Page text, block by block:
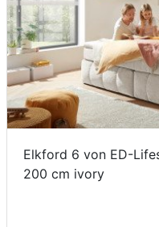
Elkford 6 von ED-
200 cm ivory